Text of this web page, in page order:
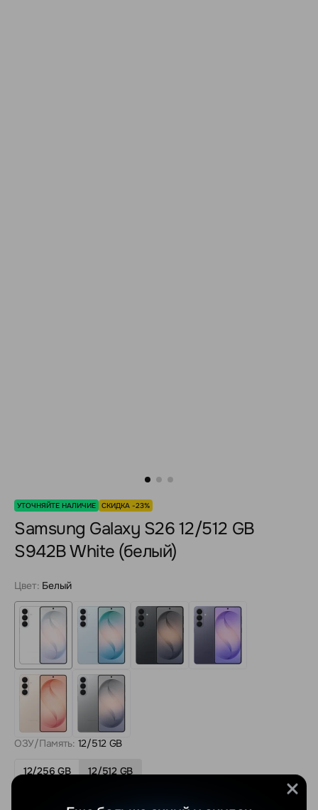
УТОЧНЯЙТЕ НАЛИЧИЕ СКИДКА -23%
Samsung Galaxy S26 12/512 GB
S942B White (белый)
Цвет: Белый
ОЗУ/Память: 12/512 GB
12/256 GB
12/512 GB